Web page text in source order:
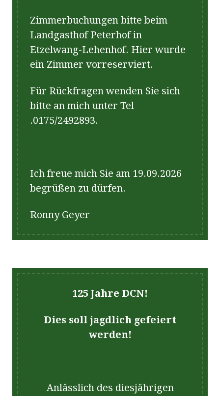
Zimmerbuchungen bitte beim
Landgasthof Peterhof in
Etzelwang-Lehenhof. Hier wurde
ein Zimmer vorreserviert.
Für Rückfragen wenden Sie sich
bitte an mich unter Tel
.0175/2492893.
Ich freue mich Sie am 19.09.2026
begrüßen zu dürfen.
Ronny Geyer
125 Jahre DCN!
Dies soll jagdlich gefeiert
werden!
Anlässlich des diesjährigen